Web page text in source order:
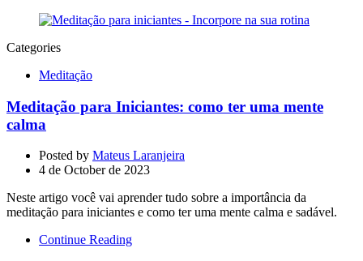
Categories
Meditação
Meditação para Iniciantes: como ter uma mente
calma
Posted by Mateus Laranjeira
4 de October de 2023
Neste artigo você vai aprender tudo sobre a importância da
meditação para iniciantes e como ter uma mente calma e sadável.
Continue Reading